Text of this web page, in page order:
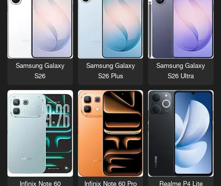
Samsung Galaxy
S26 Ultra
Samsung Galaxy
S26 Plus
Samsung Galaxy
S26